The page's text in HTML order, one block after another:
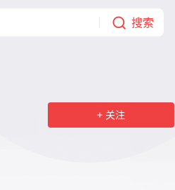
搜索
关注